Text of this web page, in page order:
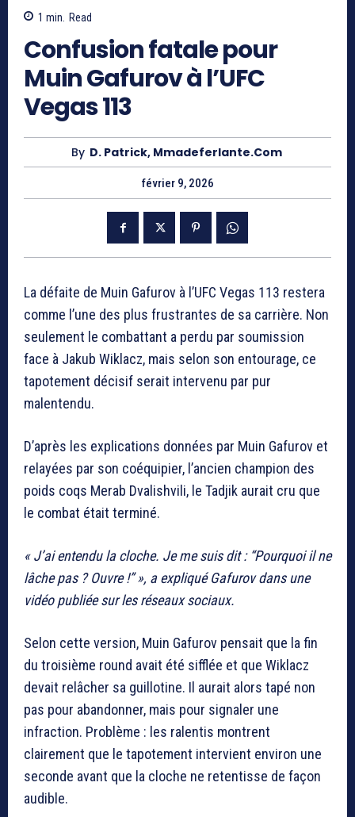
1 min. Read
Confusion fatale pour
Muin Gafurov à l’UFC
Vegas 113
By D. Patrick, Mmadeferlante.com
février 9, 2026
La défaite de Muin Gafurov à l’UFC Vegas 113 restera
comme l’une des plus frustrantes de sa carrière. Non
seulement le combattant a perdu par soumission
face à Jakub Wiklacz, mais selon son entourage, ce
tapotement décisif serait intervenu par pur
malentendu.
D’après les explications données par Muin Gafurov et
relayées par son coéquipier, l’ancien champion des
poids coqs Merab Dvalishvili, le Tadjik aurait cru que
le combat était terminé.
« J’ai entendu la cloche. Je me suis dit : “Pourquoi il ne
lâche pas ? Ouvre !” », a expliqué Gafurov dans une
vidéo publiée sur les réseaux sociaux.
Selon cette version, Muin Gafurov pensait que la fin
du troisième round avait été sifflée et que Wiklacz
devait relâcher sa guillotine. Il aurait alors tapé non
pas pour abandonner, mais pour signaler une
infraction. Problème : les ralentis montrent
clairement que le tapotement intervient environ une
seconde avant que la cloche ne retentisse de façon
audible.